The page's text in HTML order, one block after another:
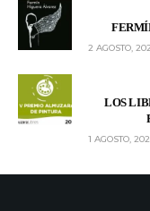
2 AGOSTO,
LOS
1 AGOSTO,